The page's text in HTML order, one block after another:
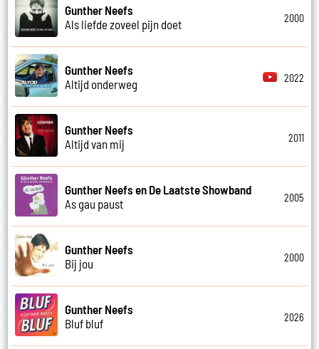
Gunther Neefs
Als liefde zoveel pijn doet
2000
Gunther Neefs
Altijd onderweg
2022
Gunther Neefs
Altijd van mij
2011
Gunther Neefs en De Laatste Showband
As gau paust
2005
Gunther Neefs
Bij jou
2000
Gunther Neefs
Bluf bluf
2026